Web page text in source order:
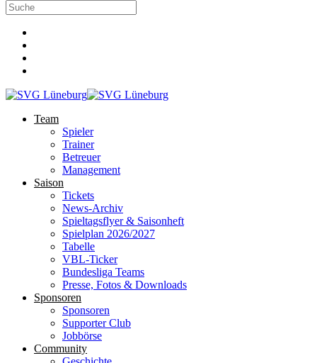
Team
Spieler
Trainer
Betreuer
Management
Saison
Tickets
News-Archiv
Spieltagsflyer & Saisonheft
Spielplan 2026/2027
Tabelle
VBL-Ticker
Bundesliga Teams
Presse, Fotos & Downloads
Sponsoren
Sponsoren
Supporter Club
Jobbörse
Community